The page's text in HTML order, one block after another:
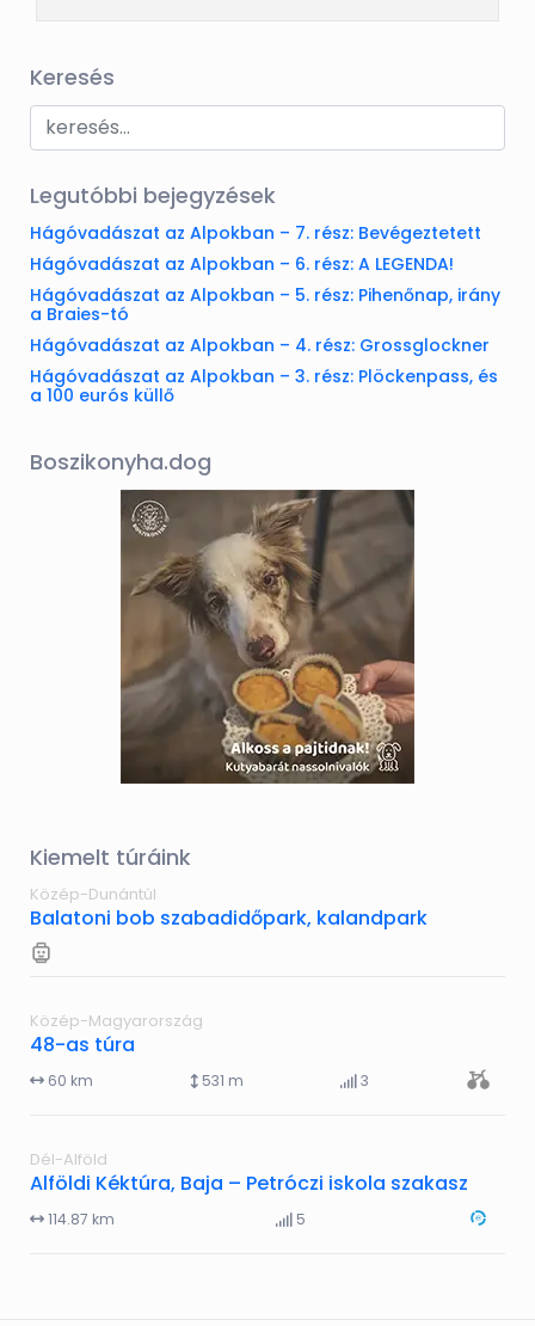
Keresés
Legutóbbi bejegyzések
Hágóvadászat az Alpokban – 7. rész: Bevégeztetett
Hágóvadászat az Alpokban – 6. rész: A LEGENDA!
Hágóvadászat az Alpokban – 5. rész: Pihenőnap, irány
a Braies-tó
Hágóvadászat az Alpokban – 4. rész: Grossglockner
Hágóvadászat az Alpokban – 3. rész: Plöckenpass, és
a 100 eurós küllő
Boszikonyha.dog
Kiemelt túráink
Közép-Dunántúl
Balatoni bob szabadidőpark, kalandpark
Közép-Magyarország
48-as túra
60 km 531 m 3
Dél-Alföld
Alföldi Kéktúra, Baja – Petróczi iskola szakasz
114.87 km 5